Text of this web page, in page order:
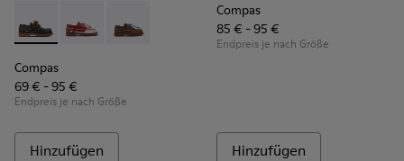
Compas - K800416-001 - Blaue Bootsschuhe aus Leder für
Compas - K800416-008 - Mehrfarbige Bootsschuhe
Compas - K800416-007 - Braune
Compas
69 € - 95 €
Endpreis je nach Größe
Hinzufügen
Compas
85 € - 95 €
Endpreis je nach Größe
Hinzufügen